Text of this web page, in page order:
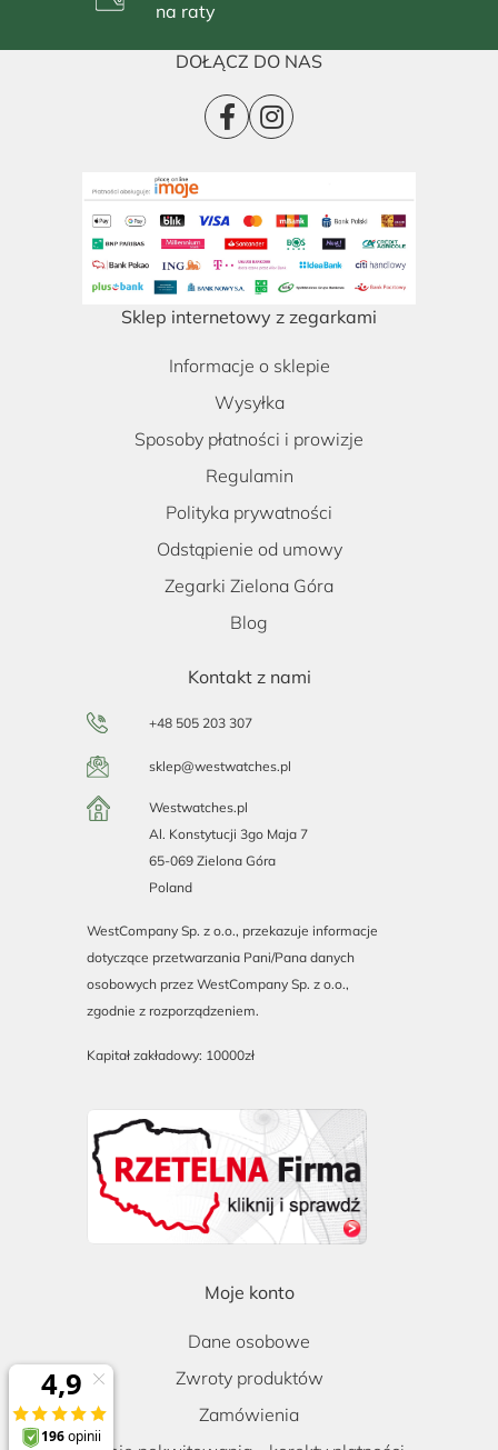
na raty
DOŁĄCZ DO NAS
Sklep internetowy z zegarkami
Informacje o sklepie
Wysyłka
Sposoby płatności i prowizje
Regulamin
Polityka prywatności
Odstąpienie od umowy
Zegarki Zielona Góra
Blog
Kontakt z nami
+48 505 203 307
sklep@westwatches.pl
Westwatches.pl
Al. Konstytucji 3go Maja 7
65-069 Zielona Góra
Poland
WestCompany Sp. z o.o., przekazuje informacje
dotyczące przetwarzania Pani/Pana danych
osobowych przez WestCompany Sp. z o.o.,
zgodnie z rozporządzeniem.
Kapitał zakładowy: 10000zł
Moje konto
Dane osobowe
Zwroty produktów
Zamówienia